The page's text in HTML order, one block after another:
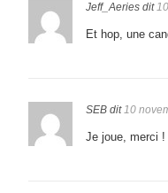
Jeff_Aeries dit
Et hop, une
SEB dit 10
Je joue, merci !